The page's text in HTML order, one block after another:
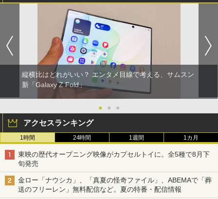
縦横比はどれがいい？ エンタメ目線で考える、サムスン
新「Galaxy Z Fold」
● ● ●
アクセスランキング
1時間 24時間 1週間 1カ月
東映の歴代オープニング映像がカプセルトイに。全5種で8月下
旬発売
金ロー「ナウシカ」、「真夏の怪奇ファイル」、ABEMAで「葬
送のフリーレン」無料配信など。夏の特番・配信情報